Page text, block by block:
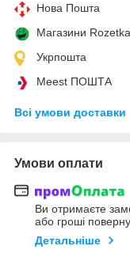
Нова Пошта
Магазини Rozetka
Укрпошта
Meest ПОШТА
Всі умови доставки
Умови оплати
Ви отримаєте
або гроші
Детальніше